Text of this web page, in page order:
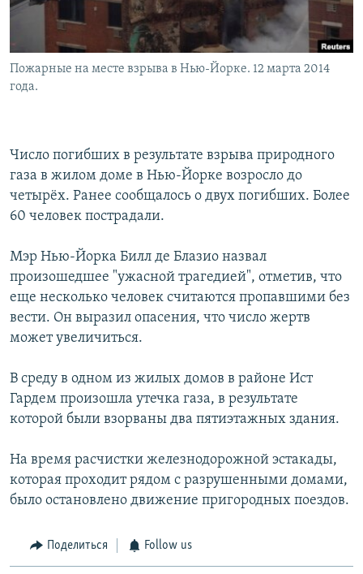
Пожарные на месте взрыва в Нью-Йорке. 12 марта 2014
года.
Число погибших в результате взрыва природного
газа в жилом доме в Нью-Йорке возросло до
четырёх. Ранее сообщалось о двух погибших. Более
60 человек пострадали.
Мэр Нью-Йорка Билл де Блазио назвал
произошедшее "ужасной трагедией", отметив, что
еще несколько человек считаются пропавшими без
вести. Он выразил опасения, что число жертв
может увеличиться.
В среду в одном из жилых домов в районе Ист
Гардем произошла утечка газа, в результате
которой были взорваны два пятиэтажных здания.
На время расчистки железнодорожной эстакады,
которая проходит рядом с разрушенными домами,
было остановлено движение пригородных поездов.
Поделиться Follow us